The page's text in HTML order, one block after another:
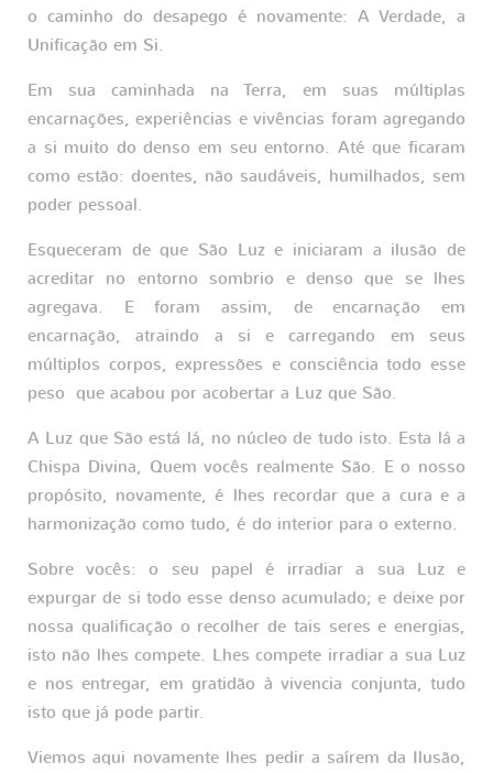
o caminho do desapego é novamente: A Verdade, a
Unificação em Si.
Em sua caminhada na Terra, em suas múltiplas
encarnações, experiências e vivências foram agregando
a si muito do denso em seu entorno. Até que ficaram
como estão: doentes, não saudáveis, humilhados, sem
poder pessoal.
Esqueceram de que São Luz e iniciaram a ilusão de
acreditar no entorno sombrio e denso que se lhes
agregava. E foram assim, de encarnação em
encarnação, atraindo a si e carregando em seus
múltiplos corpos, expressões e consciência todo esse
peso que acabou por acobertar a Luz que São.
A Luz que São está lá, no núcleo de tudo isto. Esta lá a
Chispa Divina, Quem vocês realmente São. E o nosso
propósito, novamente, é lhes recordar que a cura e a
harmonização como tudo, é do interior para o externo.
Sobre vocês: o seu papel é irradiar a sua Luz e
expurgar de si todo esse denso acumulado; e deixe por
nossa qualificação o recolher de tais seres e energias,
isto não lhes compete. Lhes compete irradiar a sua Luz
e nos entregar, em gratidão à vivencia conjunta, tudo
isto que já pode partir.
Viemos aqui novamente lhes pedir a saírem da Ilusão,